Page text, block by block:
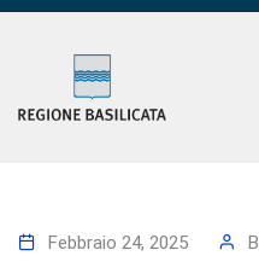
Febbraio 24, 2025